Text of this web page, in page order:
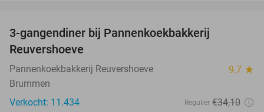
3-gangendiner bij Pannenkoekbakkerij
Reuvershoeve
Pannenkoekbakkerij Reuvershoeve 9.7 star
Brummen
Verkocht: 11.434
Regulier €34,10